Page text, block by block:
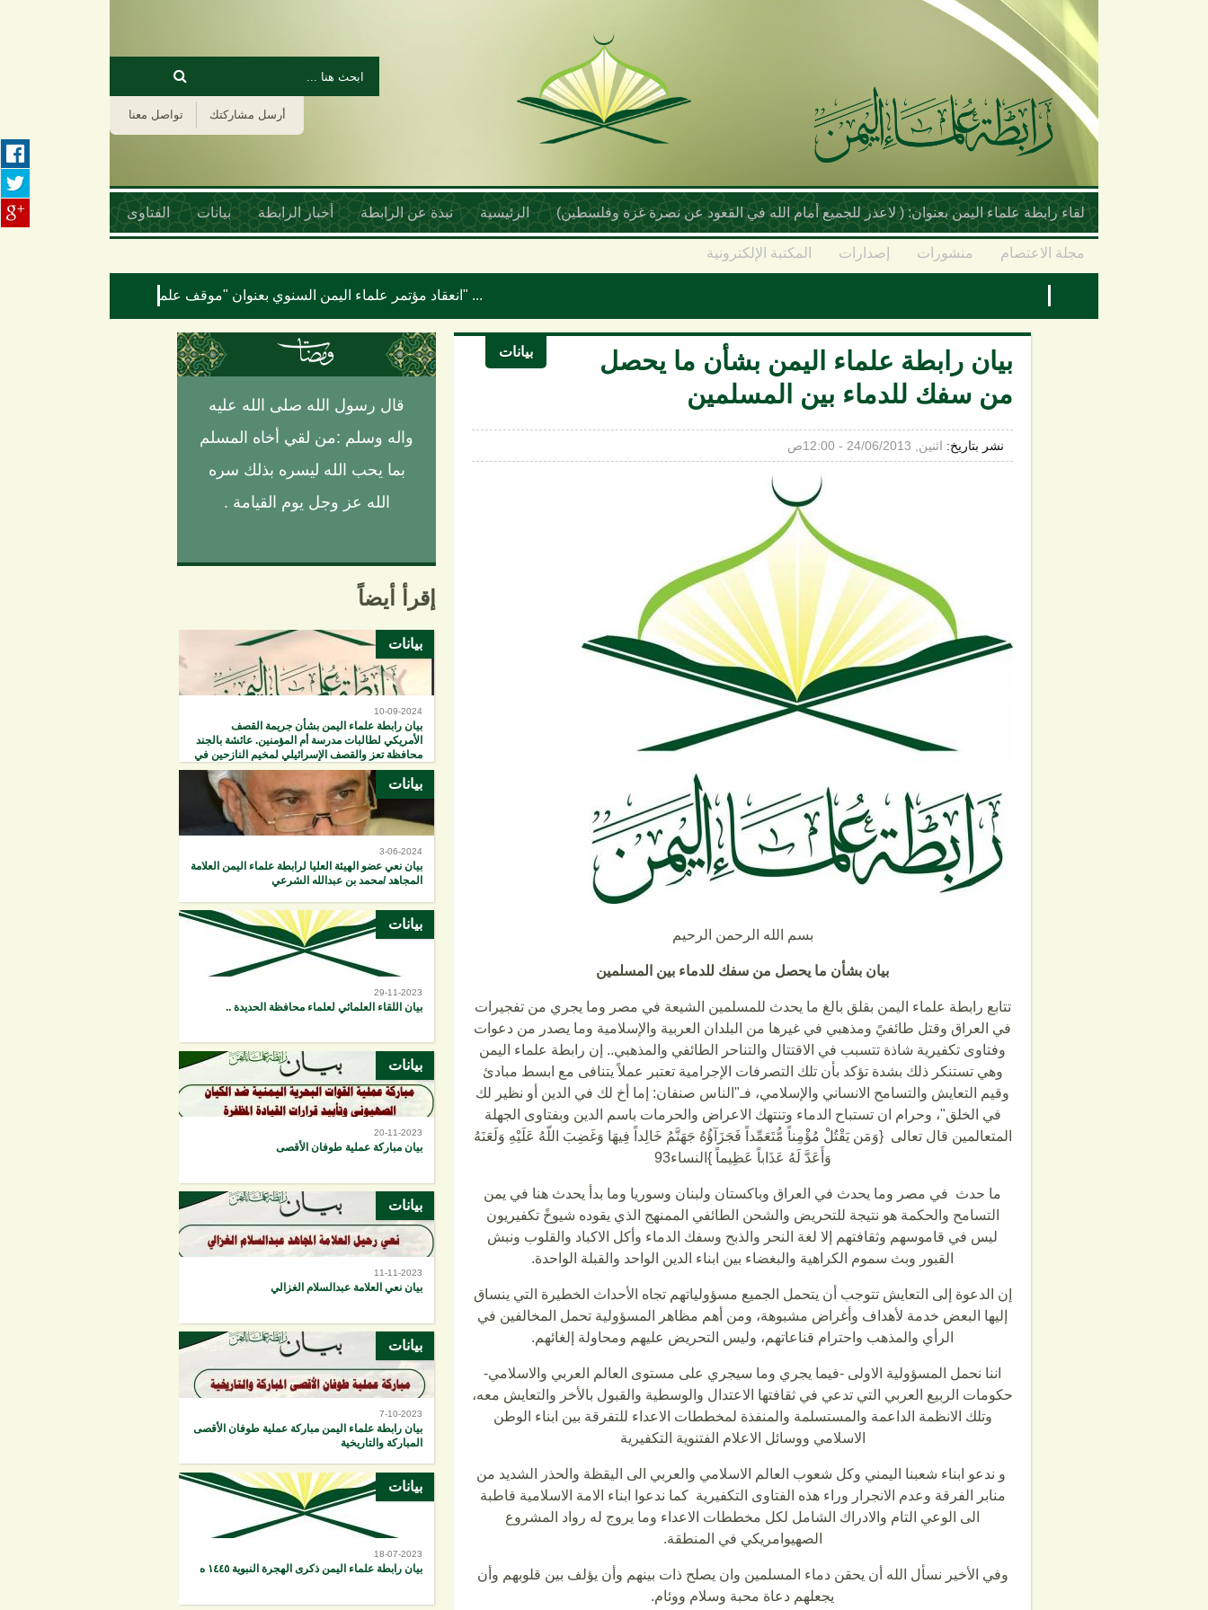
تجاوز إلى المحتوى الرئيسي
استمارة البحث
‏بحث ‏
تواصل معنا أرسل مشاركتك
لقاء رابطة علماء اليمن بعنوان: ( لاعذر للجميع أمام الله في القعود عن نصرة غزة وفلسطين) الرئيسية نبذة عن الرابطة أخبار الرابطة بيانات الفتاوى
مجلة الاعتصام منشورات إصدارات المكتبة الإلكترونية
قال رسول الله صلى الله عليه
واله وسلم :من لقي أخاه المسلم
بما يحب الله ليسره بذلك سره
الله عز وجل يوم القيامة .
إقرأ أيضاً
بيانات
10-09-2024
بيان رابطة علماء اليمن بشأن جريمة القصف
الأمريكي لطالبات مدرسة أم المؤمنين. عائشة بالجند
محافظة تعز والقصف الإسرائيلي لمخيم النازحين في
خان يونس
بيانات
3-06-2024
بيان نعي عضو الهيئة العليا لرابطة علماء اليمن العلامة
المجاهد /محمد بن عبدالله الشرعي
بيانات
29-11-2023
بيان اللقاء العلمائي لعلماء محافظة الحديدة ..
بيانات
20-11-2023
بيان مباركة عملية طوفان الأقصى
بيانات
11-11-2023
بيان نعي العلامة عبدالسلام الغزالي
بيانات
7-10-2023
بيان رابطة علماء اليمن مباركة عملية طوفان الأقصى
المباركة والتاريخية
بيانات
18-07-2023
بيان رابطة علماء اليمن ذكرى الهجرة النبوية ١٤٤٥ ه
بيانات
بيان رابطة علماء اليمن بشأن ما يحصل
من سفك للدماء بين المسلمين
نشر بتاريخ: اثنين, 24/06/2013 - 12:00ص
بسم الله الرحمن الرحيم
بيان بشأن ما يحصل من سفك للدماء بين المسلمين
تتابع رابطة علماء اليمن بقلق بالغ ما يحدث للمسلمين الشيعة في مصر وما يجري من تفجيرات
في العراق وقتل طائفيً ومذهبي في غيرها من البلدان العربية والإسلامية وما يصدر من دعوات
وفتاوى تكفيرية شاذة تتسبب في الاقتتال والتناحر الطائفي والمذهبي.. إن رابطة علماء اليمن
وهي تستنكر ذلك بشدة تؤكد بأن تلك التصرفات الإجرامية تعتبر عملاً يتنافى مع ابسط مبادئ
وقيم التعايش والتسامح الانساني والإسلامي، فـ"الناس صنفان: إما أخ لك في الدين أو نظير لك
في الخلق"، وحرام ان تستباح الدماء وتنتهك الاعراض والحرمات باسم الدين وبفتاوى الجهلة
المتعالمين قال تعالى {وَمَن يَقْتُلْ مُؤْمِناً مُّتَعَمِّداً فَجَزَآؤُهُ جَهَنَّمُ خَالِداً فِيهَا وَغَضِبَ اللّهُ عَلَيْهِ وَلَعَنَهُ
وَأَعَدَّ لَهُ عَذَاباً عَظِيماً }النساء93
ما حدث في مصر وما يحدث في العراق وباكستان ولبنان وسوريا وما بدأ يحدث هنا في يمن
التسامح والحكمة هو نتيجة للتحريض والشحن الطائفي الممنهج الذي يقوده شيوخً تكفيريون
ليس في قاموسهم وثقافتهم إلا لغة النحر والذبح وسفك الدماء وأكل الاكباد والقلوب ونبش
القبور وبث سموم الكراهية والبغضاء بين ابناء الدين الواحد والقبلة الواحدة.
إن الدعوة إلى التعايش تتوجب أن يتحمل الجميع مسؤولياتهم تجاه الأحداث الخطيرة التي ينساق
إليها البعض خدمة لأهداف وأغراض مشبوهة، ومن أهم مظاهر المسؤولية تحمل المخالفين في
الرأي والمذهب واحترام قناعاتهم، وليس التحريض عليهم ومحاولة إلغائهم.
اننا نحمل المسؤولية الاولى -فيما يجري وما سيجري على مستوى العالم العربي والاسلامي-
حكومات الربيع العربي التي تدعي في ثقافتها الاعتدال والوسطية والقبول بالأخر والتعايش معه،
وتلك الانظمة الداعمة والمستسلمة والمنفذة لمخططات الاعداء للتفرقة بين ابناء الوطن
الاسلامي ووسائل الاعلام الفتنوية التكفيرية
و ندعو ابناء شعبنا اليمني وكل شعوب العالم الاسلامي والعربي الى اليقظة والحذر الشديد من
منابر الفرقة وعدم الانجرار وراء هذه الفتاوى التكفيرية كما ندعوا ابناء الامة الاسلامية قاطبة
الى الوعي التام والادراك الشامل لكل مخططات الاعداء وما يروج له رواد المشروع
الصهيوامريكي في المنطقة.
وفي الأخير نسأل الله أن يحقن دماء المسلمين وان يصلح ذات بينهم وأن يؤلف بين قلوبهم وأن
يجعلهم دعاة محبة وسلام ووئام.